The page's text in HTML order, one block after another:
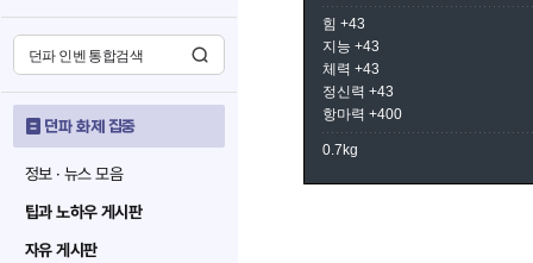
던파 화제 집중
정보 · 뉴스 모음
팁과 노하우 게시판
자유 게시판
힘 +43
지능 +43
체력 +43
정신력 +43
항마력 +400
0.7kg